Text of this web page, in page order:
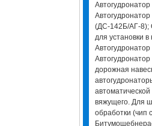
(ДС-142Б/АГ-8);
для установки
дорожная
вяжущего. Для
обработки (чип